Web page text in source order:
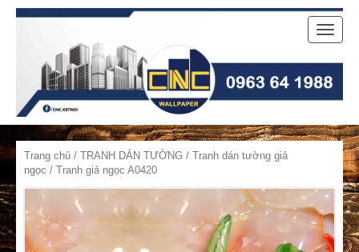
Toggle
Trang chủ / TRANH DÁN TƯỜNG / Tranh dán tường giả
ngọc / Tranh giả ngọc A0420